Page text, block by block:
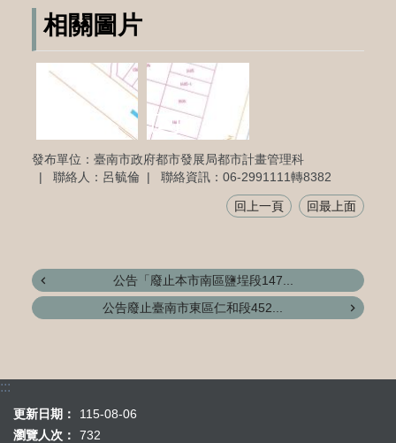
相關圖片
發布單位：臺南市政府都市發展局都市計畫管理科
聯絡人：呂毓倫
聯絡資訊：06-2991111轉8382
回上一頁 回最上面
公告「廢止本市南區鹽埕段147...
公告廢止臺南市東區仁和段452...
:::
更新日期：
115-08-06
瀏覽人次：
732